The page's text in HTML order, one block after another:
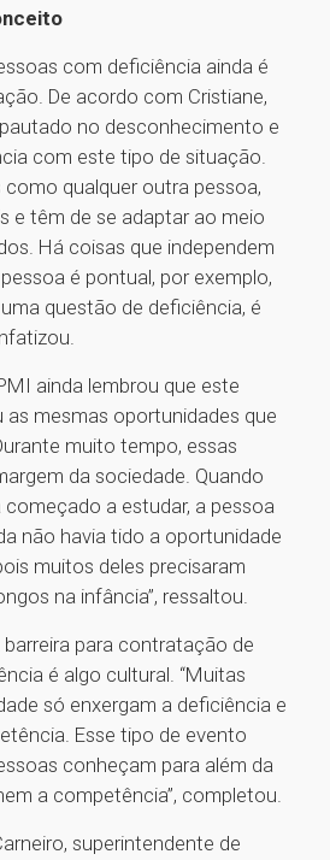
com deficiência ainda é
De acordo com Cristiane,
no desconhecimento e
com este tipo de situação.
como qualquer outra pessoa,
e têm de se adaptar ao meio
Há coisas que independem
é pontual, por exemplo,
questão de deficiência, é
ainda lembrou que este
as mesmas oportunidades que
muito tempo, essas
da sociedade. Quando
a estudar, a pessoa
não havia tido a oportunidade
muitos deles precisaram
na infância”, ressaltou.
barreira para contratação de
é algo cultural. “Muitas
só enxergam a deficiência e
Esse tipo de evento
conheçam para além da
a competência”, completou.
superintendente de